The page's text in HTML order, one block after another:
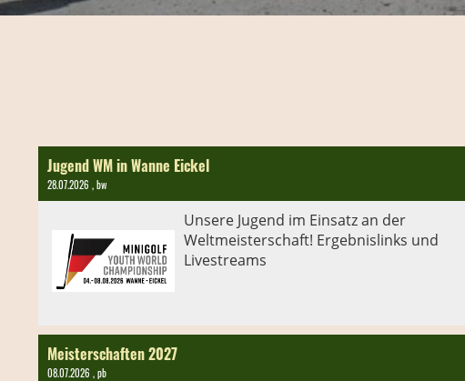
Jugend WM in Wanne Eickel
28.07.2026 , bw
Unsere Jugend im Einsatz an der
Weltmeisterschaft! Ergebnislinks und
Livestreams
Meisterschaften 2027
08.07.2026 , pb